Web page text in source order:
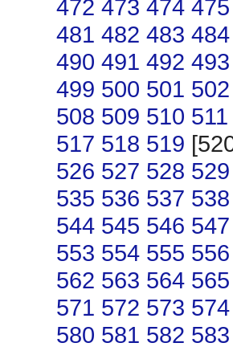
472 473 474 475
481 482 483 484
490 491 492 493
499 500 501 502
508 509 510 511
517 518 519
526 527 528 529
535 536 537 538
544 545 546 547
553 554 555 556
562 563 564 565
571 572 573 574
580 581 582 583